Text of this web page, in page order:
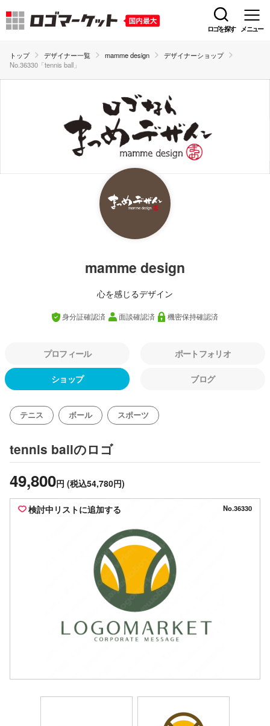
ロゴを探す メニュー
トップ デザイナー一覧 mamme design
デザイナーショップ
No.36330「tennis ball」
mamme design
心を感じるデザイン
身分証確認済 面談確認済 機密保持確認済
プロフィール ポートフォリオ
ショップ ブログ
テニス ボール スポーツ
tennis ballのロゴ
49,800円 (税込54,780円)
検討中リストに追加する No.36330